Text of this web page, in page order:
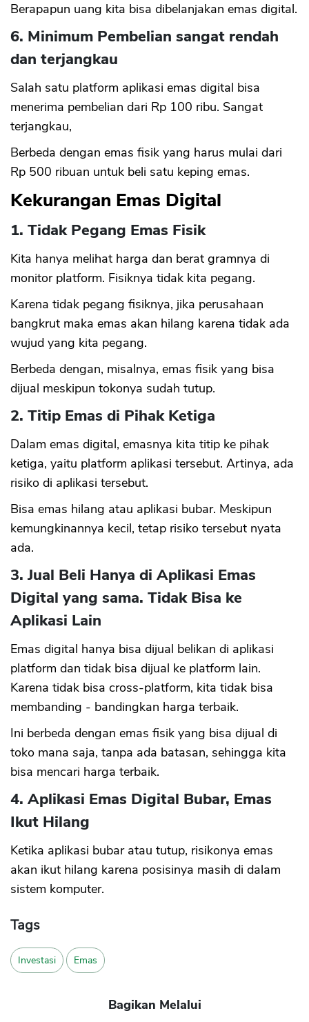
Berapapun uang kita bisa dibelanjakan emas digital.
6. Minimum Pembelian sangat rendah
dan terjangkau
Salah satu platform aplikasi emas digital bisa
menerima pembelian dari Rp 100 ribu. Sangat
terjangkau,
Berbeda dengan emas fisik yang harus mulai dari
Rp 500 ribuan untuk beli satu keping emas.
Kekurangan Emas Digital
1. Tidak Pegang Emas Fisik
Kita hanya melihat harga dan berat gramnya di
monitor platform. Fisiknya tidak kita pegang.
Karena tidak pegang fisiknya, jika perusahaan
bangkrut maka emas akan hilang karena tidak ada
wujud yang kita pegang.
Berbeda dengan, misalnya, emas fisik yang bisa
dijual meskipun tokonya sudah tutup.
2. Titip Emas di Pihak Ketiga
Dalam emas digital, emasnya kita titip ke pihak
ketiga, yaitu platform aplikasi tersebut. Artinya, ada
risiko di aplikasi tersebut.
Bisa emas hilang atau aplikasi bubar. Meskipun
kemungkinannya kecil, tetap risiko tersebut nyata
ada.
3. Jual Beli Hanya di Aplikasi Emas
Digital yang sama. Tidak Bisa ke
Aplikasi Lain
Emas digital hanya bisa dijual belikan di aplikasi
platform dan tidak bisa dijual ke platform lain.
Karena tidak bisa cross-platform, kita tidak bisa
membanding - bandingkan harga terbaik.
Ini berbeda dengan emas fisik yang bisa dijual di
toko mana saja, tanpa ada batasan, sehingga kita
bisa mencari harga terbaik.
4. Aplikasi Emas Digital Bubar, Emas
Ikut Hilang
Ketika aplikasi bubar atau tutup, risikonya emas
akan ikut hilang karena posisinya masih di dalam
sistem komputer.
Tags
Investasi Emas
Bagikan Melalui